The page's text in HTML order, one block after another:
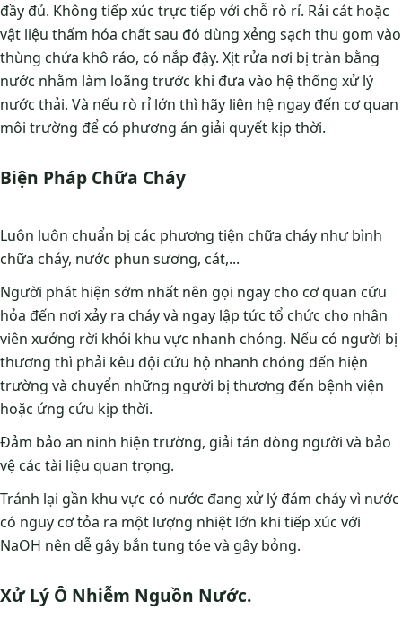
đầy đủ. Không tiếp xúc trực tiếp với chỗ rò rỉ. Rải cát hoặc
vật liệu thấm hóa chất sau đó dùng xẻng sạch thu gom vào
thùng chứa khô ráo, có nắp đậy. Xịt rửa nơi bị tràn bằng
nước nhằm làm loãng trước khi đưa vào hệ thống xử lý
nước thải. Và nếu rò rỉ lớn thì hãy liên hệ ngay đến cơ quan
môi trường để có phương án giải quyết kịp thời.
Biện Pháp Chữa Cháy
Luôn luôn chuẩn bị các phương tiện chữa cháy như bình
chữa cháy, nước phun sương, cát,...
Người phát hiện sớm nhất nên gọi ngay cho cơ quan cứu
hỏa đến nơi xảy ra cháy và ngay lập tức tổ chức cho nhân
viên xưởng rời khỏi khu vực nhanh chóng. Nếu có người bị
thương thì phải kêu đội cứu hộ nhanh chóng đến hiện
trường và chuyển những người bị thương đến bệnh viện
hoặc ứng cứu kịp thời.
Đảm bảo an ninh hiện trường, giải tán dòng người và bảo
vệ các tài liệu quan trọng.
Tránh lại gần khu vực có nước đang xử lý đám cháy vì nước
có nguy cơ tỏa ra một lượng nhiệt lớn khi tiếp xúc với
NaOH nên dễ gây bắn tung tóe và gây bỏng.
Xử Lý Ô Nhiễm Nguồn Nước.